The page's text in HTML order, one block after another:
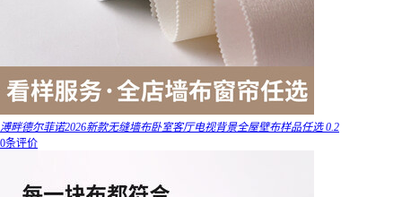
溥畔德尔菲诺2026新款无缝墙布卧室客厅电视背景全屋壁布样品任选 0.2
0条评价